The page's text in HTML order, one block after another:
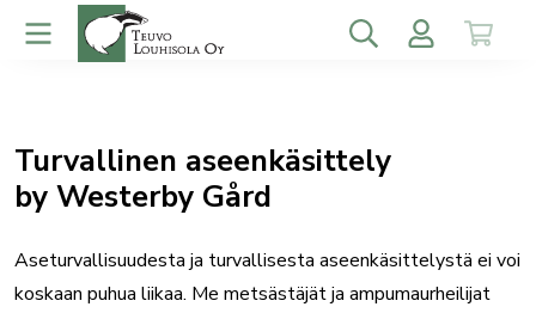
Turvallinen aseenkäsittely
by Westerby Gård
Aseturvallisuudesta ja turvallisesta aseenkäsittelystä ei voi
koskaan puhua liikaa. Me metsästäjät ja ampumaurheilijat